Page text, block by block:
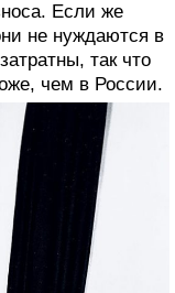
Если же
не нуждаются в
так что
чем в России.